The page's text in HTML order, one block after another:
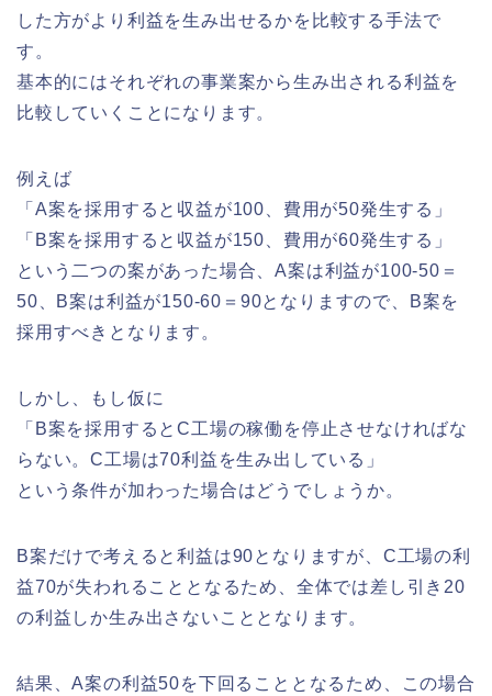
した方がより利益を生み出せるかを比較する手法で
す。
基本的にはそれぞれの事業案から生み出される利益を
比較していくことになります。
例えば
「A案を採用すると収益が100、費用が50発生する」
「B案を採用すると収益が150、費用が60発生する」
という二つの案があった場合、A案は利益が100-50＝
50、B案は利益が150-60＝90となりますので、B案を
採用すべきとなります。
しかし、もし仮に
「B案を採用するとC工場の稼働を停止させなければな
らない。C工場は70利益を生み出している」
という条件が加わった場合はどうでしょうか。
B案だけで考えると利益は90となりますが、C工場の利
益70が失われることとなるため、全体では差し引き20
の利益しか生み出さないこととなります。
結果、A案の利益50を下回ることとなるため、この場合